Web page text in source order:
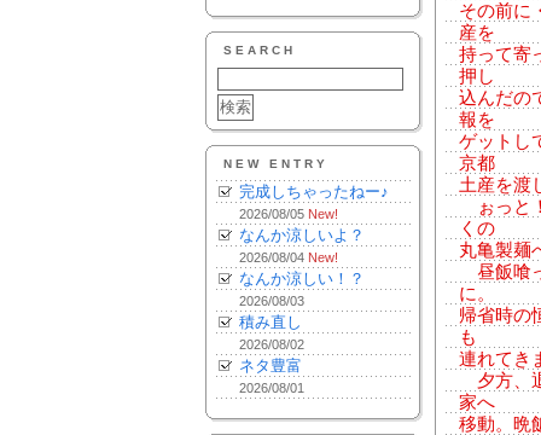
SEARCH
NEW ENTRY
完成しちゃったねー♪
2026/08/05 New!
なんか涼しいよ？
2026/08/04 New!
なんか涼しい！？
2026/08/03
積み直し
2026/08/02
ネタ豊富
2026/08/01
その前に
産を
持って寄
押し
込んだの
報を
ゲットし
京都
土産を渡
ぉっと
くの
丸亀製麺
昼飯喰
に。
帰省時の
も
連れてき
夕方、
家へ
移動。晩